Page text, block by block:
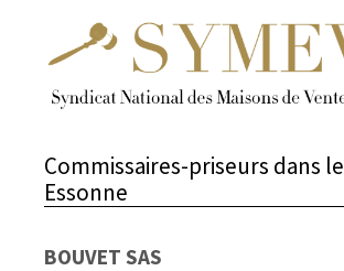
Commissaires-priseurs dans le
Essonne
BOUVET SAS